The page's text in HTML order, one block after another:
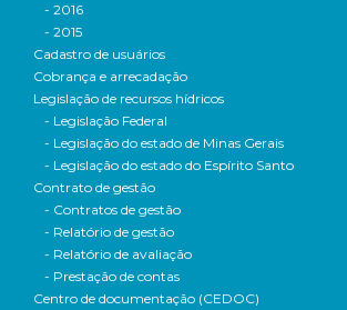
- 2016
- 2015
Cadastro de usuários
Cobrança e arrecadação
Legislação de recursos hídricos
- Legislação Federal
- Legislação do estado de Minas Gerais
- Legislação do estado do Espírito Santo
Contrato de gestão
- Contratos de gestão
- Relatório de gestão
- Relatório de avaliação
- Prestação de contas
Centro de documentação (CEDOC)